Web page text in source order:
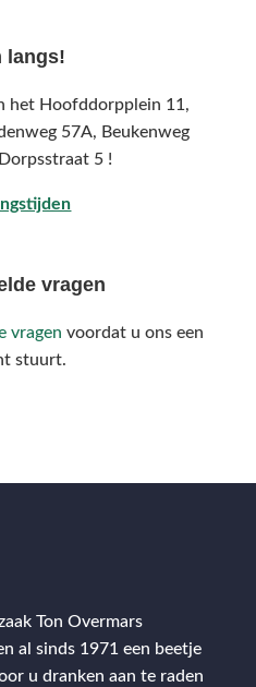
langs!
het Hoofddorpplein 11,
57A, Beukenweg
5 !
vragen
vragen voordat u ons een
stuurt.
Ton Overmars
al sinds 1971 een beetje
u dranken aan te raden